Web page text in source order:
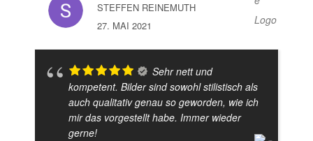
STEFFEN REINEMUTH
27. MAI 2021
Sehr nett und
kompetent. Bilder sind sowohl stilistisch als
auch qualitativ genau so geworden, wie ich
mir das vorgestellt habe. Immer wieder
gerne!